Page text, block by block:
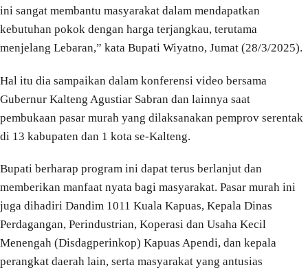
ini sangat membantu masyarakat dalam mendapatkan
kebutuhan pokok dengan harga terjangkau, terutama
menjelang Lebaran,” kata Bupati Wiyatno, Jumat (28/3/2025).
Hal itu dia sampaikan dalam konferensi video bersama
Gubernur Kalteng Agustiar Sabran dan lainnya saat
pembukaan pasar murah yang dilaksanakan pemprov serentak
di 13 kabupaten dan 1 kota se-Kalteng.
Bupati berharap program ini dapat terus berlanjut dan
memberikan manfaat nyata bagi masyarakat. Pasar murah ini
juga dihadiri Dandim 1011 Kuala Kapuas, Kepala Dinas
Perdagangan, Perindustrian, Koperasi dan Usaha Kecil
Menengah (Disdagperinkop) Kapuas Apendi, dan kepala
perangkat daerah lain, serta masyarakat yang antusias